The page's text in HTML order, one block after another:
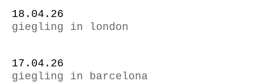
18.04.26
giegling in london
17.04.26
giegling in barcelona